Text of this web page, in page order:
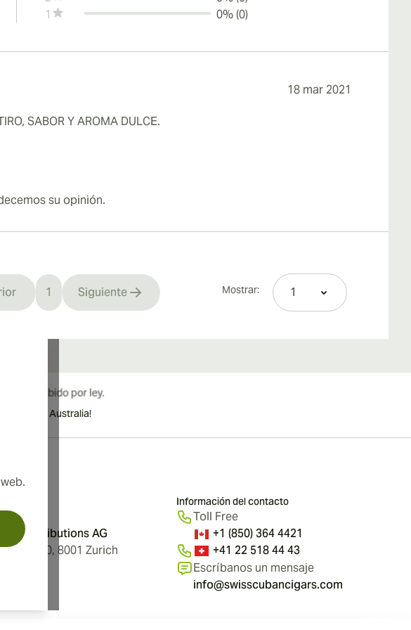
1
0% (0)
18 mar 2021
SABOR Y AROMA DULCE.
su opinión.
You're currently reading page
1 Siguiente Mostrar:
Unido y Australia!
Distributions AG
20, 8001 Zurich
Información del contacto
Toll Free
+1 (850) 364 4421
+41 22 518 44 43
Escríbanos un mensaje
info@swisscubancigars.com